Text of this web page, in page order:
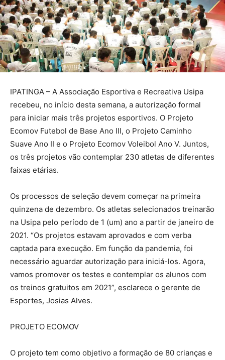
IPATINGA – A Associação Esportiva e Recreativa Usipa
recebeu, no início desta semana, a autorização formal
para iniciar mais três projetos esportivos. O Projeto
Ecomov Futebol de Base Ano III, o Projeto Caminho
Suave Ano II e o Projeto Ecomov Voleibol Ano V. Juntos,
os três projetos vão contemplar 230 atletas de diferentes
faixas etárias.
Os processos de seleção devem começar na primeira
quinzena de dezembro. Os atletas selecionados treinarão
na Usipa pelo período de 1 (um) ano a partir de janeiro de
2021. “Os projetos estavam aprovados e com verba
captada para execução. Em função da pandemia, foi
necessário aguardar autorização para iniciá-los. Agora,
vamos promover os testes e contemplar os alunos com
os treinos gratuitos em 2021”, esclarece o gerente de
Esportes, Josias Alves.
PROJETO ECOMOV
O projeto tem como objetivo a formação de 80 crianças e